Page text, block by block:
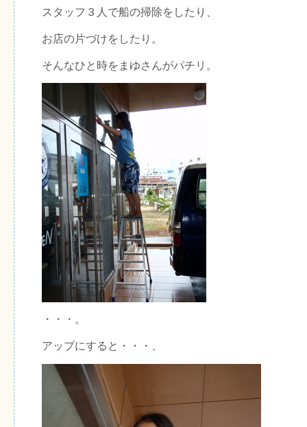
スタッフ３人で船の掃除をしたり、
お店の片づけをしたり。
そんなひと時をまゆさんがパチリ。
・・・。
アップにすると・・・、